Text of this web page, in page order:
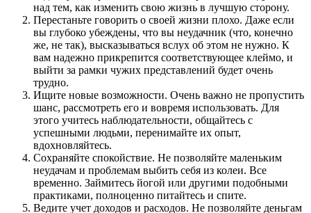
над тем, как изменить свою жизнь в лучшую сторону.
Перестаньте говорить о своей жизни плохо. Даже если
вы глубоко убеждены, что вы неудачник (что, конечно
же, не так), высказываться вслух об этом не нужно. К
вам надежно прикрепится соответствующее клеймо, и
выйти за рамки чужих представлений будет очень
трудно.
Ищите новые возможности. Очень важно не пропустить
шанс, рассмотреть его и вовремя использовать. Для
этого учитесь наблюдательности, общайтесь с
успешными людьми, перенимайте их опыт,
вдохновляйтесь.
Сохраняйте спокойствие. Не позволяйте маленьким
неудачам и проблемам выбить себя из колеи. Все
временно. Займитесь йогой или другими подобными
практиками, полноценно питайтесь и спите.
Ведите учет доходов и расходов. Не позволяйте деньгам